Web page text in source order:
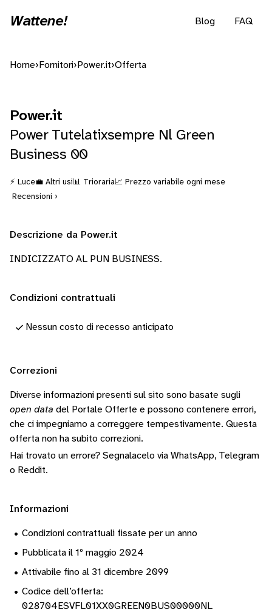
Wattene! Blog FAQ
Home› Fornitori› Power.it›Offerta
Power.it
Power Tutelatixsempre Nl Green
Business 00
⚡ Luce💼 Altri usi📊 Trioraria📈 Prezzo variabile ogni mese
Recensioni ›
Descrizione da Power.it
INDICIZZATO AL PUN BUSINESS.
Condizioni contrattuali
Nessun costo di recesso anticipato
Correzioni
Diverse informazioni presenti sul sito sono basate sugli
open data del Portale Offerte e possono contenere errori,
che ci impegniamo a correggere tempestivamente. Questa
offerta non ha subito correzioni.
Hai trovato un errore? Segnalacelo via WhatsApp, Telegram
o Reddit.
Informazioni
• Condizioni contrattuali fissate per un anno
• Pubblicata il 1º maggio 2024
• Attivabile fino al 31 dicembre 2099
• Codice dell’offerta:
028704ESVFL01XX0GREEN0BUS00000NL